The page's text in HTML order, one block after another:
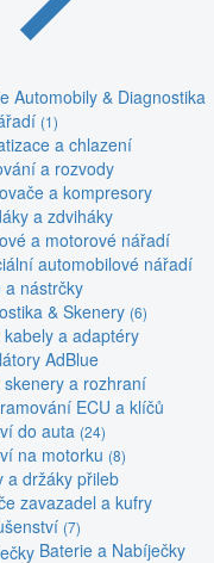
Automobily & Diagnostika
(1)
a chlazení
a rozvody
a kompresory
a zdviháky
a motorové nářadí
automobilové nářadí
a nástrčky
& Skenery (6)
kabely a adaptéry
AdBlue
skenery a rozhraní
ECU a klíčů
do auta (24)
na motorku (8)
a držáky přileb
zavazadel a kufry
(7)
Baterie a Nabíječky